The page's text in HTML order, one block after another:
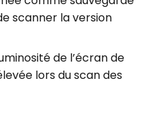
scanner la version
de l’écran de
lors du scan des